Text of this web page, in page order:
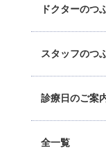
ドクターのつ
スタッフのつ
診療日のご案
全一覧